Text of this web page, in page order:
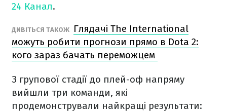
24 Канал.
ДИВІТЬСЯ ТАКОЖ
Глядачі The International
можуть робити прогнози прямо в Dota 2:
кого зараз бачать переможцем
З групової стадії до плей-оф напряму
вийшли три команди, які
продемонстрували найкращі результати: